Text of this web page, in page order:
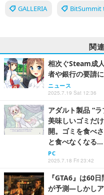
GALLERIA BitSummit
関
相次ぐSteam成
者や銀行の要請
ニュース
2025.7.19 Sat 12:36
アダルト製品 “
美味しいゴミだ
開。ゴミを食べ
と食べなくなる…
PC
2025.7.18 Fri 23:42
『GTA6』は60
が予測―しかし